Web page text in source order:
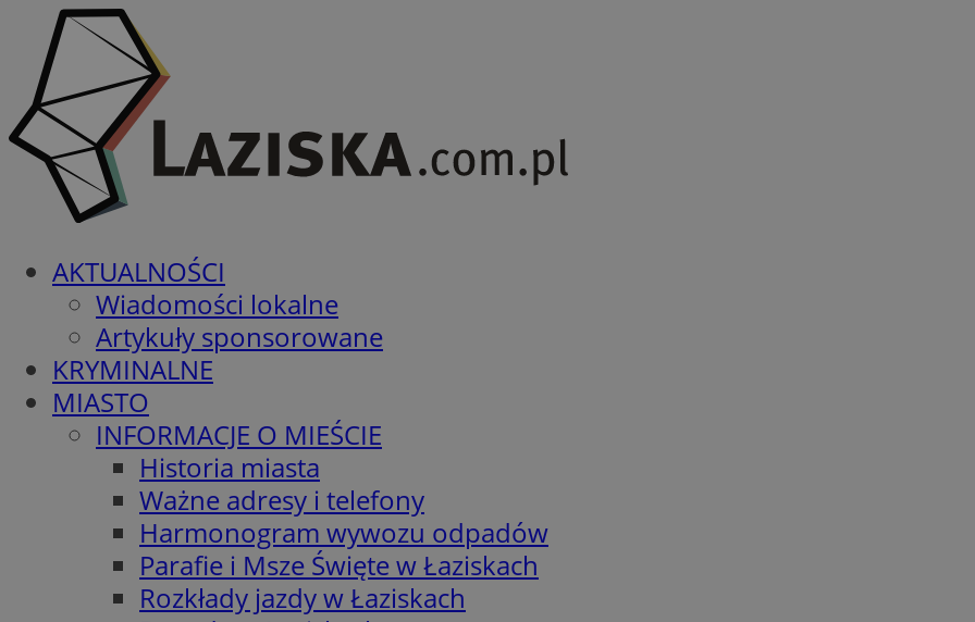
AKTUALNOŚCI
Wiadomości lokalne
Artykuły sponsorowane
KRYMINALNE
MIASTO
INFORMACJE O MIEŚCIE
Historia miasta
Ważne adresy i telefony
Harmonogram wywozu odpadów
Parafie i Msze Święte w Łaziskach
Rozkłady jazdy w Łaziskach